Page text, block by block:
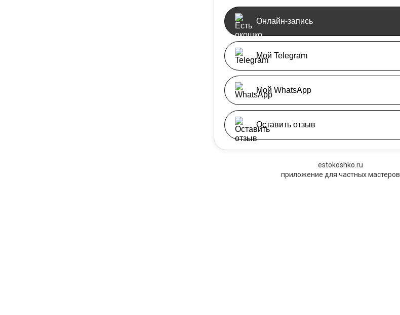
Онлайн-запись
Мой Telegram
Мой WhatsApp
Оставить отзыв
estokoshko.ru
приложение для частных мастеров